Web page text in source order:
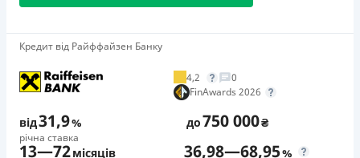
невиконання та/або неналежного виконання.
Детальніше читайте на сайті МФО.
Необхідні документи
Паспорт,ІПН
Вік
18 - 65 років
Переваги
🥇Переможець FinAwards 2026
Переможець FinAwards 2026 «Найкращий кредит
готівкою»
вiд 65%/рік до 500 000 ₴
Додаткова комісія за дострокове погашення
Кредит від Райффайзен Банку
4,2
0
FinAwards 2026
від31,9%
річна ставка
до750 000₴
13—72місяців 36,98—68,95%